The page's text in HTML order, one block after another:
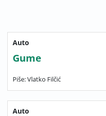
Auto
Gume
Piše: Vlatko Filčić
Auto